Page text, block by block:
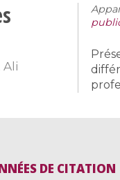
Ali
DE CITATION